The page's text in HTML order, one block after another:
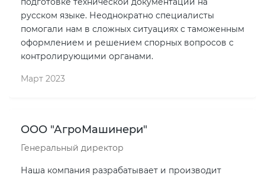
русском языке. Неоднократно специалисты
помогали нам в сложных ситуациях с таможенным
оформлением и решением спорных вопросов с
контролирующими органами.
Март 2023
ООО "АгроМашинери"
Генеральный директор
Наша компания разрабатывает и производит